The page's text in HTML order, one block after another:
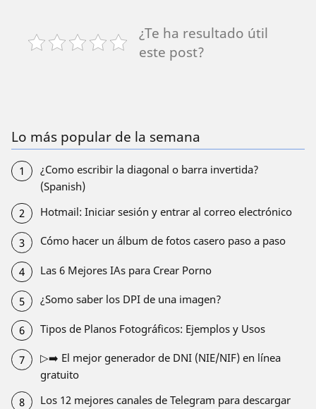
¿Te ha resultado útil
este post?
Lo más popular de la semana
¿Como escribir la diagonal o barra invertida?
(Spanish)
Hotmail: Iniciar sesión y entrar al correo electrónico
Cómo hacer un álbum de fotos casero paso a paso
Las 6 Mejores IAs para Crear Porno
¿Somo saber los DPI de una imagen?
Tipos de Planos Fotográficos: Ejemplos y Usos
▷➡️ El mejor generador de DNI (NIE/NIF) en línea
gratuito
Los 12 mejores canales de Telegram para descargar